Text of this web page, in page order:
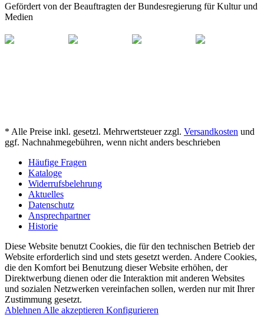
Gefördert von der Beauftragten der Bundesregierung für Kultur und
Medien
* Alle Preise inkl. gesetzl. Mehrwertsteuer zzgl. Versandkosten und
ggf. Nachnahmegebühren, wenn nicht anders beschrieben
Häufige Fragen
Kataloge
Widerrufsbelehrung
Aktuelles
Datenschutz
Ansprechpartner
Historie
Diese Website benutzt Cookies, die für den technischen Betrieb der
Website erforderlich sind und stets gesetzt werden. Andere Cookies,
die den Komfort bei Benutzung dieser Website erhöhen, der
Direktwerbung dienen oder die Interaktion mit anderen Websites
und sozialen Netzwerken vereinfachen sollen, werden nur mit Ihrer
Zustimmung gesetzt.
Ablehnen Alle akzeptieren Konfigurieren